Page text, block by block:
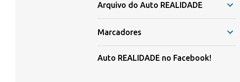
Arquivo do Auto REALIDADE
Marcadores
Auto REALIDADE no Facebook!